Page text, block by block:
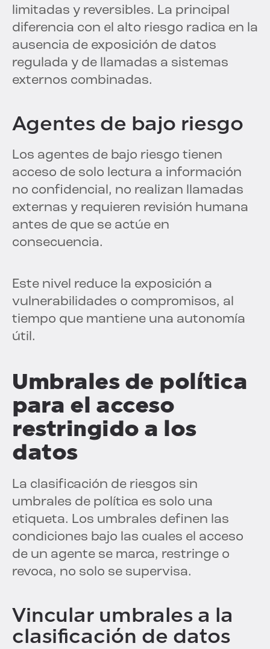
limitadas y reversibles. La principal
diferencia con el alto riesgo radica en la
ausencia de exposición de datos
regulada y de llamadas a sistemas
externos combinadas.
Agentes de bajo riesgo
Los agentes de bajo riesgo tienen
acceso de solo lectura a información
no confidencial, no realizan llamadas
externas y requieren revisión humana
antes de que se actúe en
consecuencia.
Este nivel reduce la exposición a
vulnerabilidades o compromisos, al
tiempo que mantiene una autonomía
útil.
Umbrales de política
para el acceso
restringido a los
datos
La clasificación de riesgos sin
umbrales de política es solo una
etiqueta. Los umbrales definen las
condiciones bajo las cuales el acceso
de un agente se marca, restringe o
revoca, no solo se supervisa.
Vincular umbrales a la
clasificación de datos